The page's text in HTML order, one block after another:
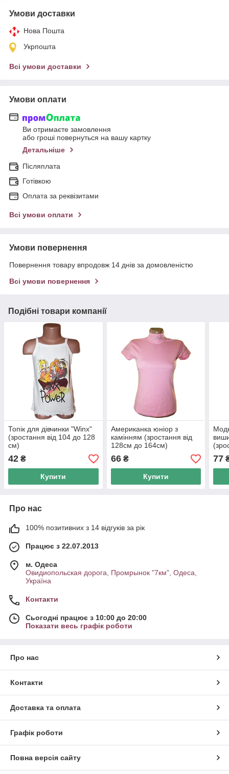
Умови доставки
Нова Пошта
Укрпошта
Всі умови доставки
Умови оплати
Ви отримаєте замовлення
або гроші повернуться на вашу картку
Детальніше
Післяплата
Готівкою
Оплата за реквізитами
Всі умови оплати
Умови повернення
Повернення товару впродовж 14 днів за домовленістю
Всі умови повернення
Подібні товари компанії
Топік для дівчинки "Winx"
(зростання від 104 до 128
см)
42 ₴
Купити
Американка юніор з
камінням (зростання від
128см до 164см)
66₴
Купити
см)
77
Про нас
100% позитивних з 14 відгуків за рік
Працює з 22.07.2013
м. Одеса
Овидиопольская дорога, Промрынок "7км", Одеса,
Україна
Контакти
Сьогодні працює з 10:00 до 20:00
Показати весь графік роботи
Про нас
Контакти
Доставка та оплата
Графік роботи
Повна версія сайту